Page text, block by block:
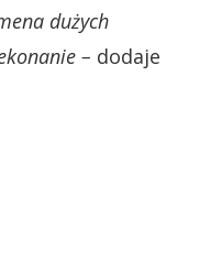
dużych
– dodaje